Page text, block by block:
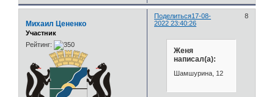
Поделиться 8
17-08-
2022 23:40:26
Михаил Цененко
Участник
Рейтинг:
Женя
написал(а):
Шамшурина, 12